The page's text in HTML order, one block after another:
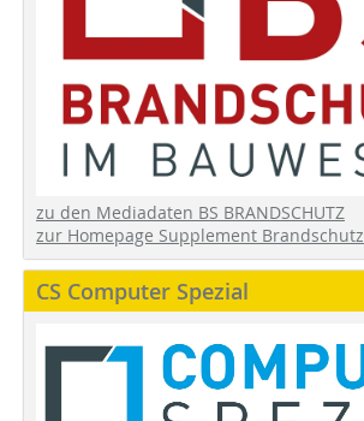
zu den Mediadaten BS BRANDSCHUTZ
zur Homepage Supplement Brandschutz
CS Computer Spezial